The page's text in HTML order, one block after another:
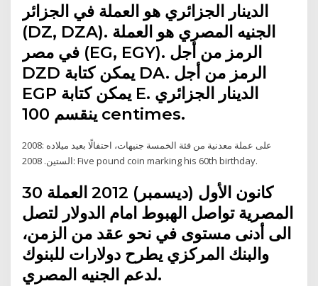
الدينار الجزائري هو العملة في الجزائر
(DZ, DZA). الجنيه المصري هو العملة
في مصر (EG, EGY). الرمز من أجل
DZD يمكن كتابة DA. الرمز من أجل
EGP يمكن كتابة E. الدينار الجزائري
ينقسم 100 centimes.
2008: على عملة معدنية من فئة الخمسة جنيهات، احتفالًا بعيد ميلاده
الستين. 2008: Five pound coin marking his 60th birthday.
30 كانون الأول (ديسمبر) 2012 العملة
المصرية تواصل الهبوط امام الدولار لتصل
الى أدنى مستوى في نحو عقد من الزمن،
والبنك المركزي يطرح دولارات للبنوك
لدعم الجنيه المصري.